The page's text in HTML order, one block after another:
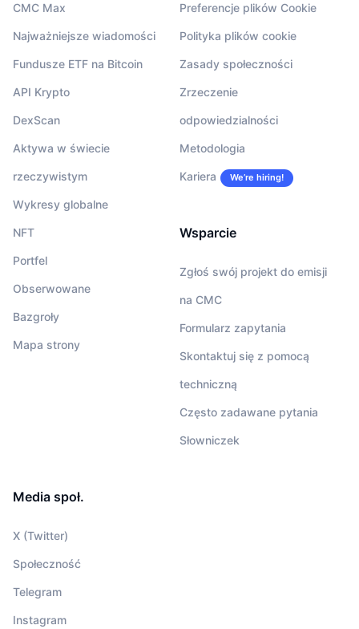
CMC Max
Najważniejsze wiadomości
Fundusze ETF na Bitcoin
API Krypto
DexScan
Aktywa w świecie
rzeczywistym
Wykresy globalne
NFT
Portfel
Obserwowane
Bazgroły
Mapa strony
Preferencje plików Cookie
Polityka plików cookie
Zasady społeczności
Zrzeczenie
odpowiedzialności
Metodologia
Kariera We’re hiring!
Wsparcie
Zgłoś swój projekt do emisji
na CMC
Formularz zapytania
Skontaktuj się z pomocą
techniczną
Często zadawane pytania
Słowniczek
Media społ.
X (Twitter)
Społeczność
Telegram
Instagram